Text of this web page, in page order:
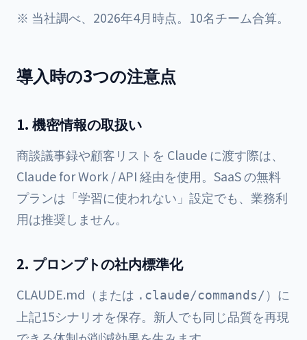
※ 当社調べ、2026年4月時点。10名チーム合算。
導入時の3つの注意点
1. 機密情報の取扱い
商談議事録や顧客リストを Claude に渡す際は、
Claude for Work / API 経由を使用。SaaS の無料
プランは「学習に使われない」設定でも、業務利
用は推奨しません。
2. プロンプトの社内標準化
CLAUDE.md（または .claude/commands/）に
上記15シナリオを保存。新人でも同じ品質を再現